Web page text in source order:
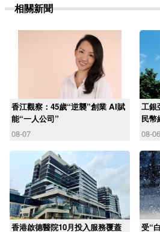
相關新聞
香江觀察：45歲“逆襲”創業 AI賦
能“一人公司”
08-07
工銀
民幣
08-06
香港啟德醫院10月投入服務覆蓋 受“